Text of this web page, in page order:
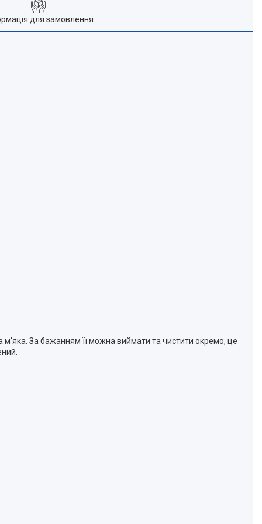
для замовлення
м'яка. За бажанням її можна виймати та чистити окремо, це